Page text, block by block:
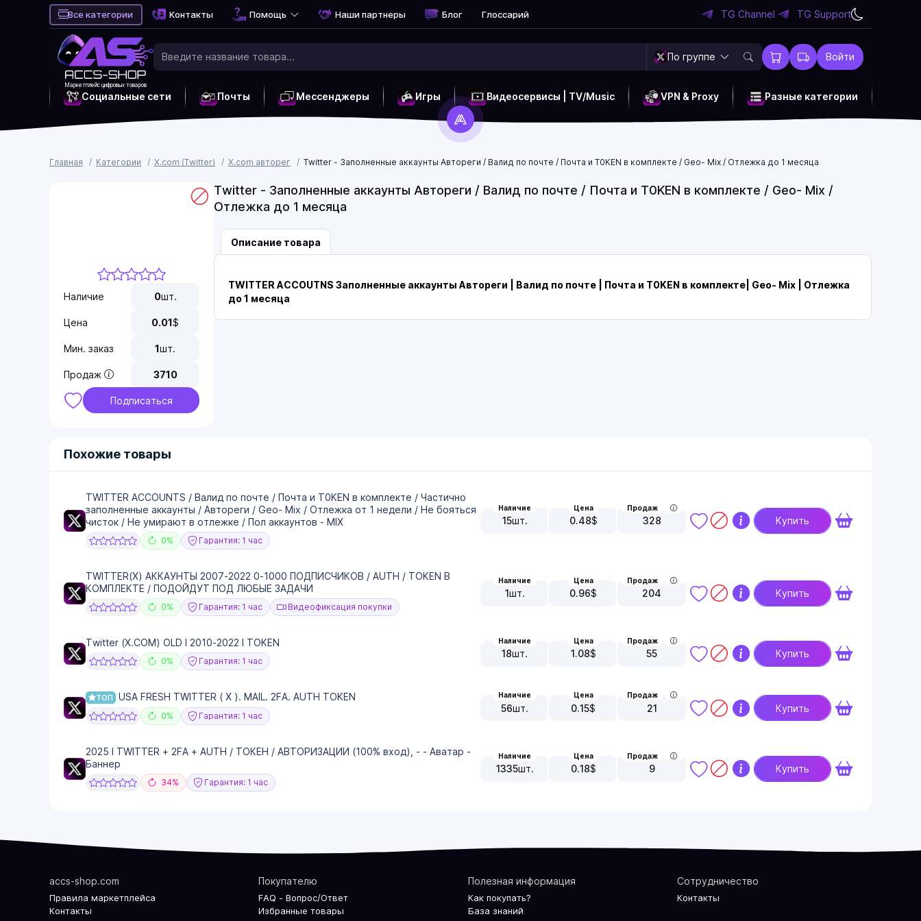
Все категории Контакты Помощь Наши партнеры Блог Глоссарий TG Channel TG Support
Маркетплейс цифровых товаров
По группе Войти
Социальные сети Почты Мессенджеры Игры Видеосервисы | TV/Music VPN & Proxy Разные категории
Главная Категории X.com (Twitter) X.com авторег Twitter - Заполненные аккаунты Автореги / Валид по почте / Почта и T0KEN в комплекте / Geo- Mix / Отлежка до 1 месяца
Наличие 0шт.
Цена 0.01$
Мин. заказ 1шт.
Продаж 3710
Подписаться
Twitter - Заполненные аккаунты Автореги / Валид по почте / Почта и T0KEN в комплекте / Geo- Mix /
Отлежка до 1 месяца
Описание товара
TWITTER ACCOUTNS Заполненные аккаунты Автореги | Валид по почте | Почта и T0KEN в комплекте| Geo- Mix | Отлежка
до 1 месяца
Похожие товары
TWITTER ACCOUNTS / Валид по почте / Почта и T0KEN в комплекте / Частично
заполненные аккаунты / Автореги / Geo- Mix / Отлежка от 1 недели / Не бояться
чисток / Не умирают в отлежке / Пол аккаунтов - MIX
0% Гарантия: 1 час
Наличие
15шт.
Цена
0.48$
Продаж
328 Купить
TWITTER(X) АККАУНТЫ 2007-2022 0-1000 ПОДПИСЧИКОВ / AUTH / TOKEN В
КОМПЛЕКТЕ / ПОДОЙДУТ ПОД ЛЮБЫЕ ЗАДАЧИ
0% Гарантия: 1 час Видеофиксация покупки
Наличие
1шт.
Цена
0.96$
Продаж
204 Купить
Twitter (X.COM) OLD I 2010-2022 I TOKEN
0% Гарантия: 1 час
Наличие
18шт.
Цена
1.08$
Продаж
55 Купить
ТОП USA FRESH TWITTER ( X ). MAIL. 2FA. AUTH TOKEN
0% Гарантия: 1 час
Наличие
56шт.
Цена
0.15$
Продаж
21 Купить
2025 I TWITTER + 2FA + AUTH / ТОКЕН / АВТОРИЗАЦИИ (100% вход), - - Аватар -
Баннер
34% Гарантия: 1 час
Наличие
1335шт.
Цена
0.18$
Продаж
9 Купить
accs-shop.com
Правила маркетплейса
Контакты
Покупателю
FAQ - Вопрос/Ответ
Избранные товары
Полезная информация
Как покупать?
База знаний
Сотрудничество
Контакты